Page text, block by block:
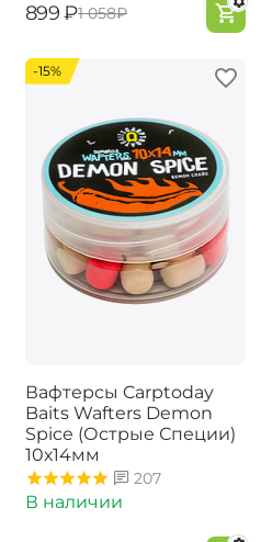
‍899‍ ₽‍1 058‍₽
-15%
Вафтерсы Carptoday
Baits Wafters Demon
Spice (Острые Специи)
10х14мм
207
В наличии